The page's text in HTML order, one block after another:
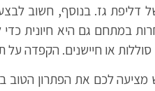
גז. בנוסף, חשוב
במתחם גם היא חיונית
או חיישנים. הקפדה
מציעה לכם את הפתרון הטוב